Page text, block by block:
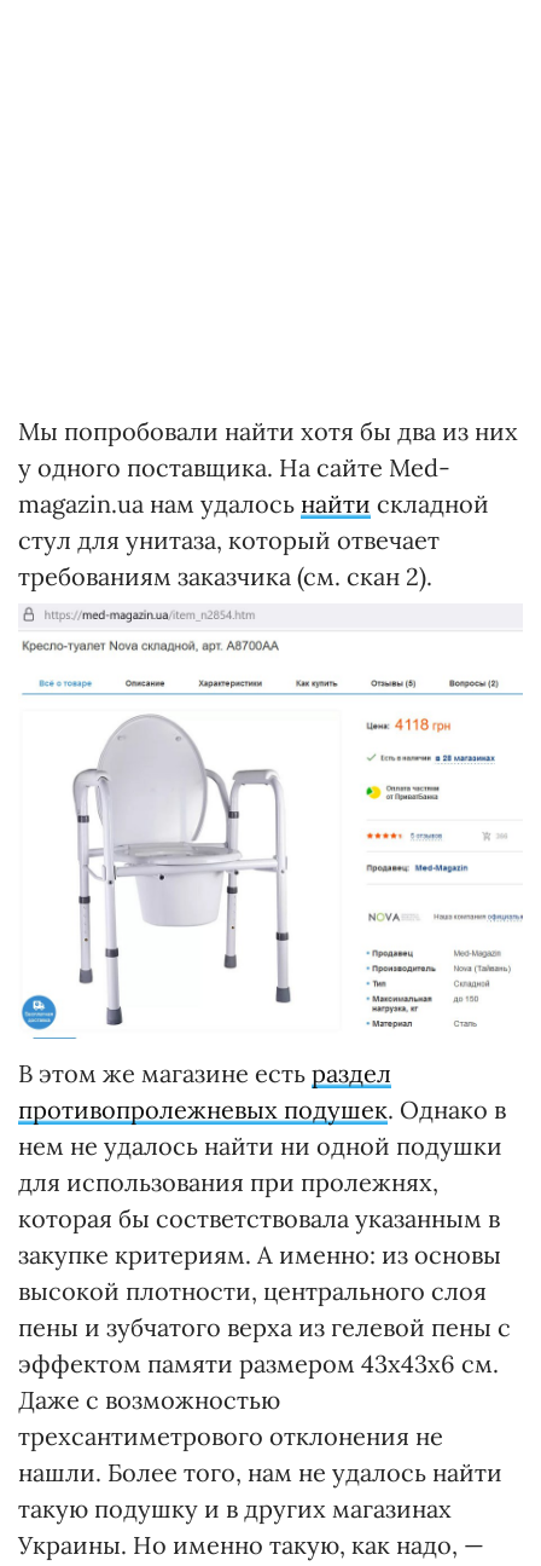
Мы попробовали найти хотя бы два из них
у одного поставщика. На сайте Med-
magazin.ua нам удалось найти складной
стул для унитаза, который отвечает
требованиям заказчика (см. скан 2).
В этом же магазине есть раздел
противопролежневых подушек. Однако в
нем не удалось найти ни одной подушки
для использования при пролежнях,
которая бы состветствовала указанным в
закупке критериям. А именно: из основы
высокой плотности, центрального слоя
пены и зубчатого верха из гелевой пены с
эффектом памяти размером 43х43х6 см.
Даже с возможностью
трехсантиметрового отклонения не
нашли. Более того, нам не удалось найти
такую подушку и в других магазинах
Украины. Но именно такую, как надо, —